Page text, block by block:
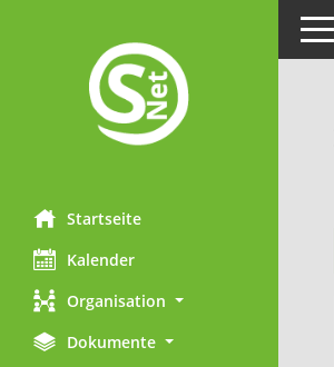
Startseite
Kalender
Organisation
Dokumente